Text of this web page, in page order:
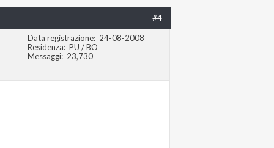
#4
Data registrazione
24-08-2008
Residenza
PU / BO
Messaggi
23,730